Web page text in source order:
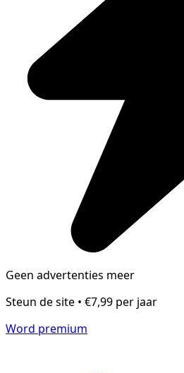
Geen advertenties meer
Steun de site • €7,99 per jaar
Word premium